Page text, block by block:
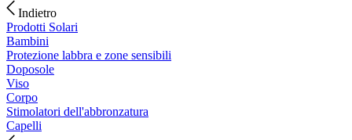
Indietro
Prodotti Solari
Bambini
Protezione labbra e zone sensibili
Doposole
Viso
Corpo
Stimolatori dell'abbronzatura
Capelli